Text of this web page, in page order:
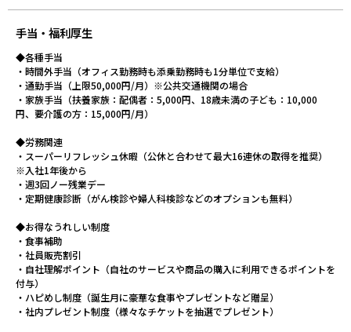
手当・福利厚生
◆各種手当
・時間外手当（オフィス勤務時も添乗勤務時も1分単位で支給）
・通勤手当（上限50,000円/月）※公共交通機関の場合
・家族手当（扶養家族：配偶者：5,000円、18歳未満の子ども：10,000
円、要介護の方：15,000円/月）
◆労務関連
・スーパーリフレッシュ休暇（公休と合わせて最大16連休の取得を推奨）
※入社1年後から
・週3回ノー残業デー
・定期健康診断（がん検診や婦人科検診などのオプションも無料）
◆お得なうれしい制度
・食事補助
・社員販売割引
・自社理解ポイント（自社のサービスや商品の購入に利用できるポイントを
付与）
・ハピめし制度（誕生月に豪華な食事やプレゼントなど贈呈）
・社内プレゼント制度（様々なチケットを抽選でプレゼント）